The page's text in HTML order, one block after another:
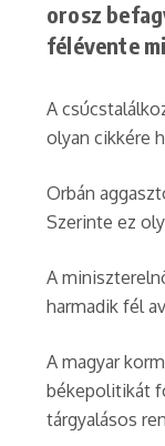
orosz
félévente
A
olyan cikkére
Orbán
Szerinte ez
A
harmadik fél
A magyar
békepolitikát
tárgyalásos